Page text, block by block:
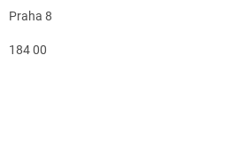
Praha 8
184 00